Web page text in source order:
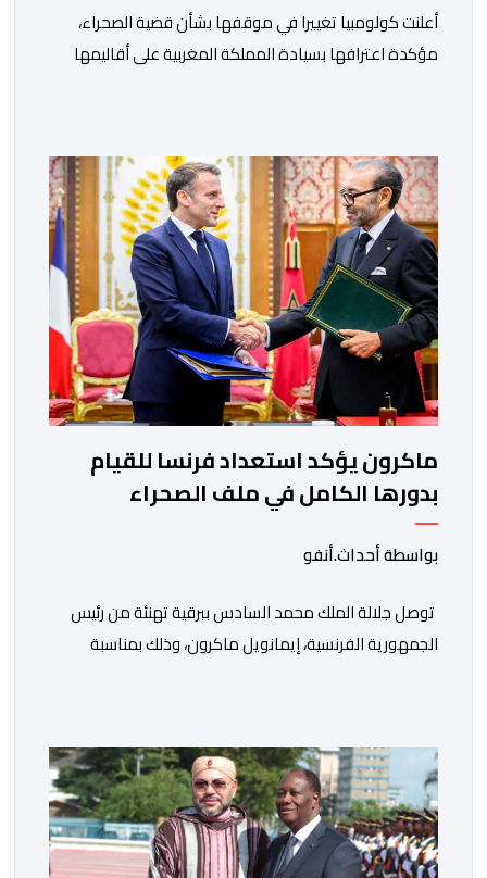
أعلنت كولومبيا تغييرا في موقفها بشأن قضية الصحراء،
مؤكدة اعترافها بسيادة المملكة المغربية على أقاليمها
الافريقي والمغاربة المقيمين بالخارج، ناصر بوريطة، ونائب
رئيس جمهورية كولومبيا، خوسيه مانويل ريستريبو، بحضور
وزير العلاقات الخارجية عمر بولا إسكوبار. وبهذه المناسبة،
أكد السيد […]
ماكرون يؤكد استعداد فرنسا للقيام
بدورها الكامل في ملف الصحراء
بواسطة أحداث.أنفو
توصل جلالة الملك محمد السادس ببرقية تهنئة من رئيس
الجمهورية الفرنسية، إيمانويل ماكرون، وذلك بمناسبة
مجددا التعبير لجلالته عن مشاعر الصداقة العميقة والمتينة
التي تكنها فرنسا وشعبها للمغرب وللشعب المغربي. وقال
الرئيس الفرنسي “لا يساورني أي شك في أن […]